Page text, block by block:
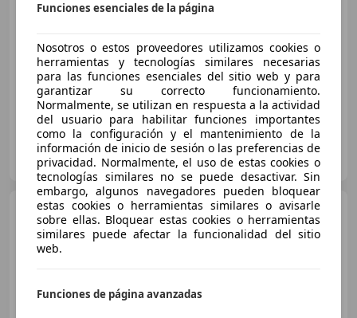
103 kW (140 CV)
Garantia
INTEGRAL MOTION VALENCIA
ES-46930 Quart de Poblet
Nissan Qashqai 1.2 DIG-T
N-Connecta 4x2
Funciones esenciales de la página
Nosotros o estos proveedores utilizamos cookies o
herramientas y tecnologías similares necesarias
para las funciones esenciales del sitio web y para
garantizar su correcto funcionamiento.
Normalmente, se utilizan en respuesta a la actividad
del usuario para habilitar funciones importantes
como la configuración y el mantenimiento de la
información de inicio de sesión o las preferencias de
privacidad. Normalmente, el uso de estas cookies o
tecnologías similares no se puede desactivar. Sin
embargo, algunos navegadores pueden bloquear
estas cookies o herramientas similares o avisarle
sobre ellas. Bloquear estas cookies o herramientas
similares puede afectar la funcionalidad del sitio
web.
Funciones de página avanzadas